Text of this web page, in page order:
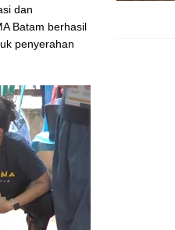
dan
Batam berhasil
penyerahan